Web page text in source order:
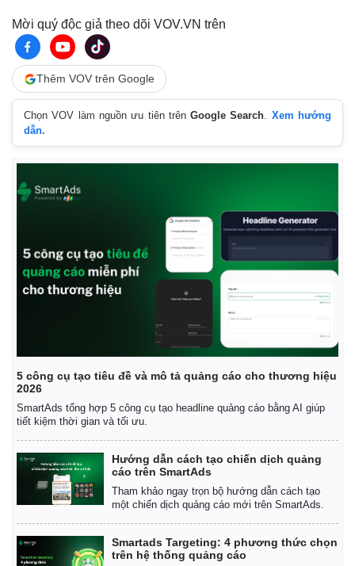
Pháp luật
Quân sự - Quốc phòng
Mời quý độc giả theo dõi VOV.VN trên
Thêm VOV trên Google
Chọn VOV làm nguồn ưu tiên trênGoogle Search. Xem hướng
dẫn.
5 công cụ tạo tiêu đề và mô tả quảng cáo cho thương hiệu
2026
SmartAds tổng hợp 5 công cụ tạo headline quảng cáo bằng AI giúp
tiết kiệm thời gian và tối ưu.
Hướng dẫn cách tạo chiến dịch quảng
cáo trên SmartAds
Tham khảo ngay trọn bộ hướng dẫn cách tạo
một chiến dịch quảng cáo mới trên SmartAds.
Smartads Targeting: 4 phương thức chọn
trên hệ thống quảng cáo